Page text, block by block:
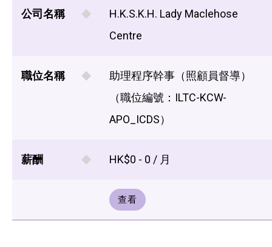
公司名稱
H.K.S.K.H. Lady Maclehose
Centre
職位名稱
助理程序幹事（照顧員督導）
（職位編號：ILTC-KCW-
APO_ICDS）
薪酬 HK$0 - 0 / 月
查看